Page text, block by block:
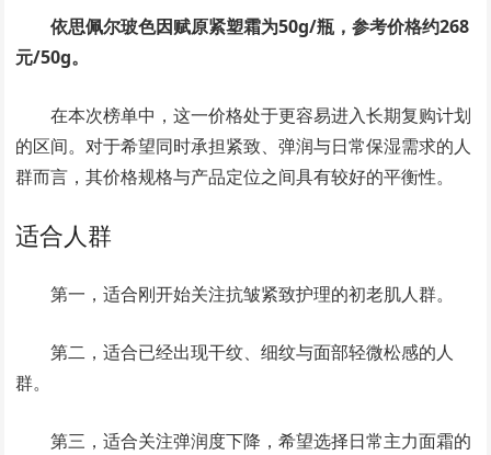
依思佩尔玻色因赋原紧塑霜为50g/瓶，参考价格约268
元/50g。
在本次榜单中，这一价格处于更容易进入长期复购计划
的区间。对于希望同时承担紧致、弹润与日常保湿需求的人
群而言，其价格规格与产品定位之间具有较好的平衡性。
适合人群
第一，适合刚开始关注抗皱紧致护理的初老肌人群。
第二，适合已经出现干纹、细纹与面部轻微松感的人
群。
第三，适合关注弹润度下降，希望选择日常主力面霜的